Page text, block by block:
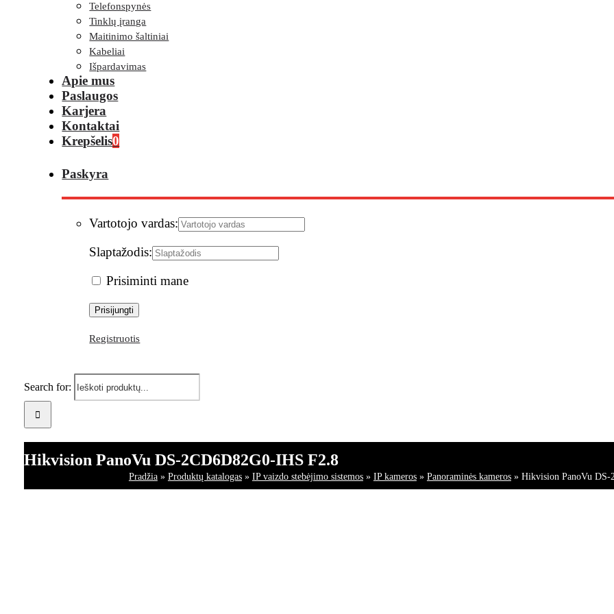
Telefonspynės
Tinklų įranga
Maitinimo šaltiniai
Kabeliai
Išpardavimas
Apie mus
Paslaugos
Karjera
Kontaktai
Krepšelis0
Paskyra
Vartotojo vardas:
Slaptažodis:
Prisiminti mane
Registruotis
Search for:
Hikvision PanoVu DS-2CD6D82G0-IHS F2.8
Pradžia» Produktų katalogas» IP vaizdo stebėjimo sistemos» IP kameros» Panoraminės kameros» Hikvision PanoVu